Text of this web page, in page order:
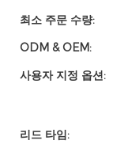
최소 주문 수량:
ODM & OEM:
사용자 지정 옵션:
리드 타임: